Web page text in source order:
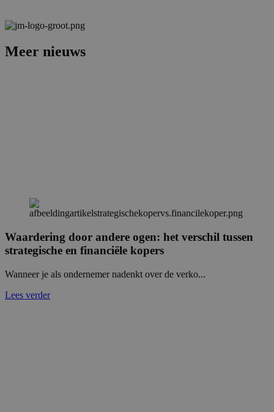
Meer nieuws
Waardering door andere ogen: het verschil tussen
strategische en financiële kopers
Wanneer je als ondernemer nadenkt over de verko...
Lees verder